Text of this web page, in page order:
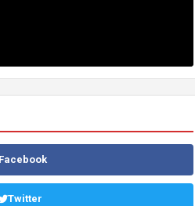
Facebook
Twitter